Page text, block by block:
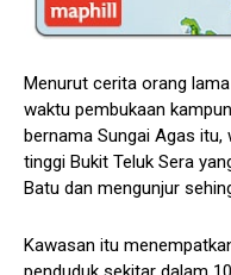
Menurut cerita orang
waktu pembukaan
bernama Sungai Agas itu,
tinggi Bukit Teluk Sera
Batu dan mengunjur
Kawasan itu